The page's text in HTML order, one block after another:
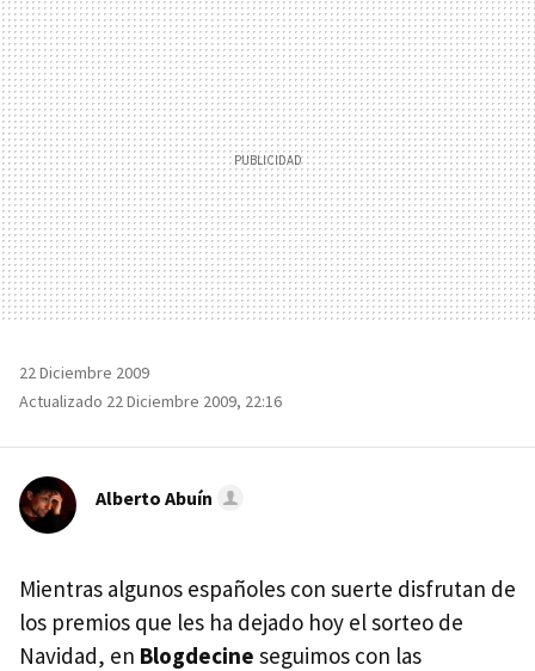
MAIL
22 Diciembre 2009
Actualizado 22 Diciembre 2009, 22:16
Alberto Abuín
Mientras algunos españoles con suerte disfrutan de
los premios que les ha dejado hoy el sorteo de
Navidad, en Blogdecine seguimos con las